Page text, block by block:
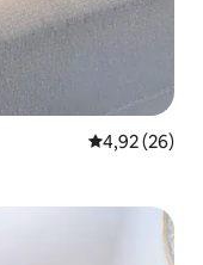
Prosječna
4,92 (26)